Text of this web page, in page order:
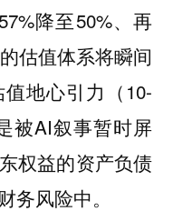
降至50%、再
估值体系将瞬间
地心引力（10-
被AI叙事暂时屏
权益的资产负债
务风险中。